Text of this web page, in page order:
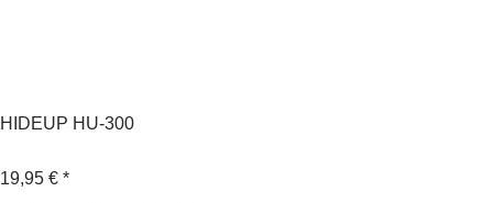
HIDEUP HU-300
19,95 € *